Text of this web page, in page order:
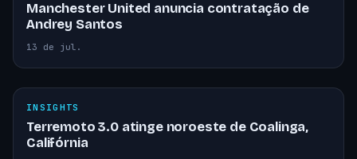
Manchester United anuncia contratação de
Andrey Santos
13 de jul.
INSIGHTS
Terremoto 3.0 atinge noroeste de Coalinga,
Califórnia